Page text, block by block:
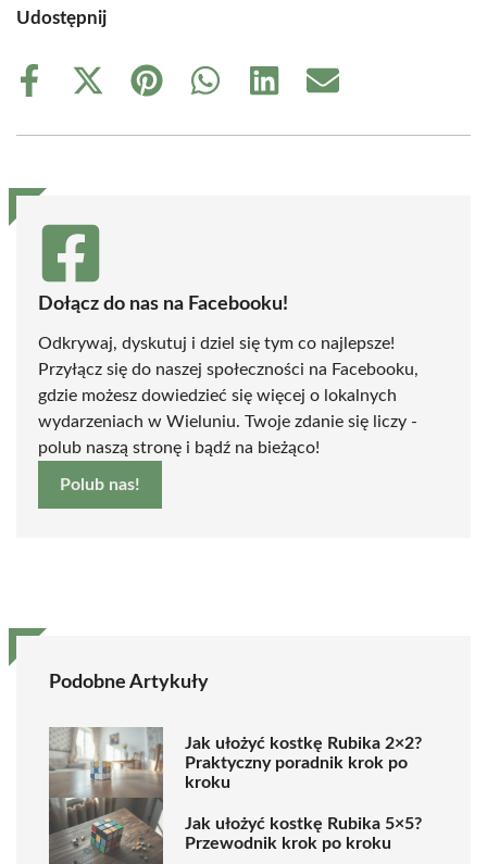
Udostępnij
Share
Share
(Twitter)
Share
Share
Share
Share
Dołącz do nas na Facebooku!
Odkrywaj, dyskutuj i dziel się tym co najlepsze!
Przyłącz się do naszej społeczności na Facebooku,
gdzie możesz dowiedzieć się więcej o lokalnych
wydarzeniach w Wieluniu. Twoje zdanie się liczy -
polub naszą stronę i bądź na bieżąco!
Polub nas!
Podobne Artykuły
Jak ułożyć kostkę Rubika 2×2?
Praktyczny poradnik krok po
kroku
Jak ułożyć kostkę Rubika 5×5?
Przewodnik krok po kroku